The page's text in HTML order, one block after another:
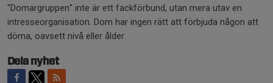
"Domargruppen" inte är ett fackförbund, utan mera utav en
intresseorganisation. Dom har ingen rätt att förbjuda någon att
döma, oavsett nivå eller ålder.
Dela nyhet